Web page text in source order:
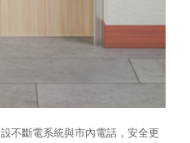
不斷電系統與市內電話，安全更